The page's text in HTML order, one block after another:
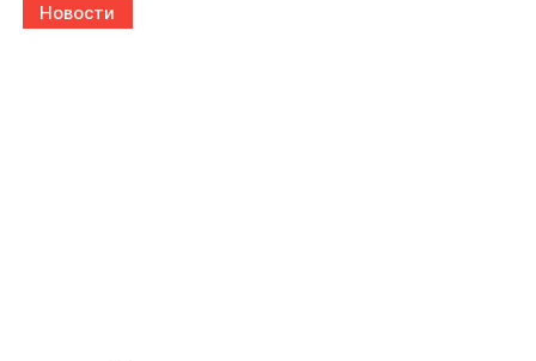
Новости